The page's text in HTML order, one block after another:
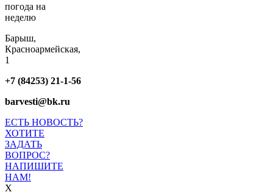
погода на
неделю
Барыш,
Красноармейская,
1
+7 (84253) 21-1-56
barvesti@bk.ru
ЕСТЬ НОВОСТЬ?
ХОТИТЕ
ЗАДАТЬ
ВОПРОС?
НАПИШИТЕ
НАМ!
X